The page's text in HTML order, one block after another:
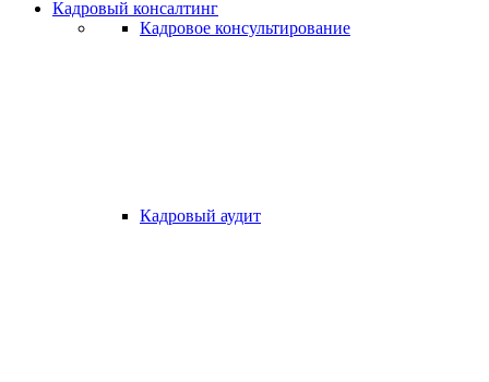
Кадровый консалтинг
Кадровое консультирование
Кадровый аудит